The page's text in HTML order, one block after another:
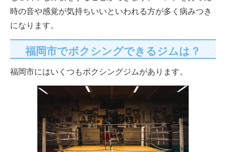
時の音や感覚が気持ちいいといわれる方が多く病みつき
になります。
福岡市でボクシングできるジムは？
福岡市にはいくつもボクシングジムがあります。